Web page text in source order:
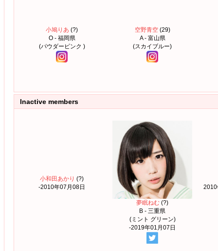
小鳩りあ (?)
O - 福岡県
(パウダーピンク )
空野青空(29)
A - 富山県
(スカイブルー)
Inactive members
小和田あかり (?)
-2010年07月08日
夢眠ねむ (?)
B - 三重県
(ミント グリーン)
-2019年01月07日
2010